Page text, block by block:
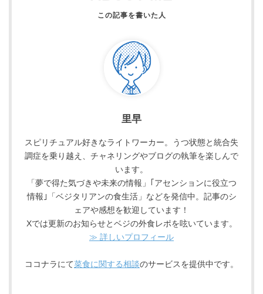
里早
スピリチュアル好きなライトワーカー。うつ状態と統合失
調症を乗り越え、チャネリングやブログの執筆を楽しんで
います。
「夢で得た気づきや未来の情報」｢アセンションに役立つ
情報｣「ベジタリアンの食生活」などを発信中。記事のシ
ェアや感想を歓迎しています！
Xでは更新のお知らせとベジの外食レポを呟いています。
≫ 詳しいプロフィール
ココナラにて菜食に関する相談のサービスを提供中です。